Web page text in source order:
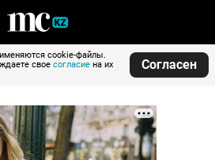
cookie-файлы.
свое согласие на их
Согласен